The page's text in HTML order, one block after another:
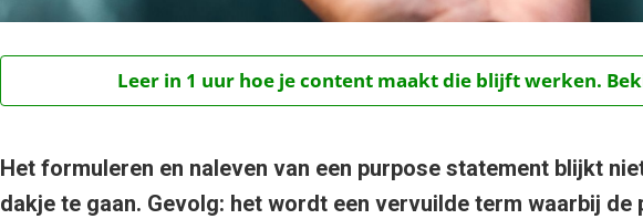
Leer in 1 uur hoe je content maakt die blijft werken.
Het formuleren en naleven van een purpose statement blijkt
dakje te gaan. Gevolg: het wordt een vervuilde term waarbij de